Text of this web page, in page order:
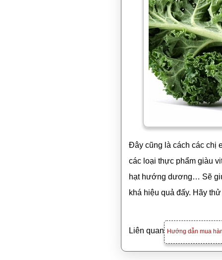
Đây cũng là cách các chị
các loại thực phẩm giàu
hạt hướng dương… Sẽ
khá hiệu quả đấy. Hãy
Liên quan Hướng dẫn mua